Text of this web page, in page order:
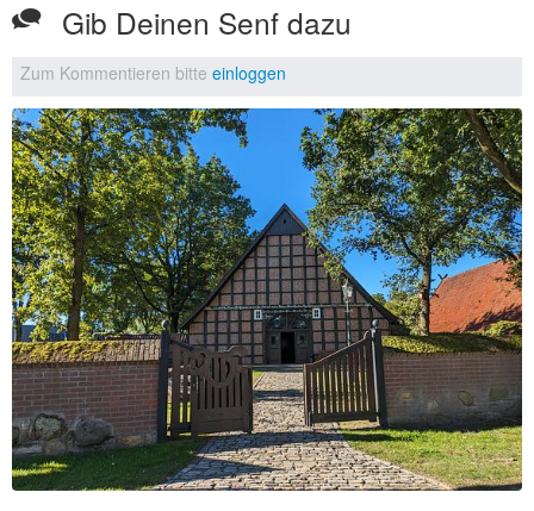
Gib Deinen Senf dazu
Zum Kommentieren bitte einloggen